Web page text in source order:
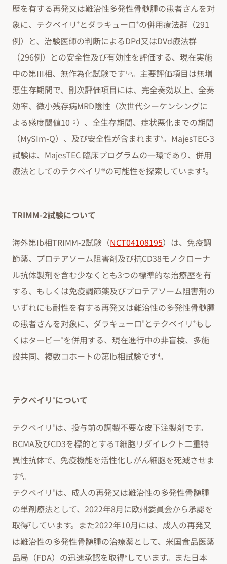
歴を有する再発又は難治性多発性骨髄腫の患者さんを対
象に、テクベイリ ® とダラキューロ®の併用療法群（291
例）と、治験医師の判断によるDPd又はDVd療法群
（296例）との安全性及び有効性を評価する、現在実施
中の第III相、無作為化試験です1,5。主要評価項目は無増
悪生存期間で、副次評価項目には、完全奏効以上、全奏
効率、微小残存病MRD陰性（次世代シーケンシングに
よる感度閾値10⁻⁵）、全生存期間、症状悪化までの期間
（MySIm-Q）、及び安全性が含まれます5。MajesTEC-3
試験は、MajesTEC 臨床プログラムの一環であり、併用
療法としてのテクベイリ®の可能性を探索しています5。
TRIMM-2試験について
海外第Ib相TRIMM-2試験（NCT04108195）は、免疫調
節薬、プロテアソーム阻害剤及び抗CD38モノクローナ
ル抗体製剤を含む少なくとも3つの標準的な治療歴を有
する、もしくは免疫調節薬及びプロテアソーム阻害剤の
いずれにも耐性を有する再発又は難治性の多発性骨髄腫
の患者さんを対象に、ダラキューロ® とテクベイリ ®もし
くはタービー®を併用する、現在進行中の非盲検、多施
設共同、複数コホートの第Ib相試験です4。
テクベイリ ®について
テクベイリ ®は、投与前の調製不要な皮下注製剤です。
BCMA及びCD3を標的とするT細胞リダイレクト二重特
異性抗体で、免疫機能を活性化しがん細胞を死滅させま
す6。
テクベイリ ®は、成人の再発又は難治性の多発性骨髄腫
の単剤療法として、2022年8月に欧州委員会から承認を
取得7 しています。また2022年10月には、成人の再発又
は難治性の多発性骨髄腫の治療薬として、米国食品医薬
品局（FDA）の迅速承認を取得8 しています。また日本